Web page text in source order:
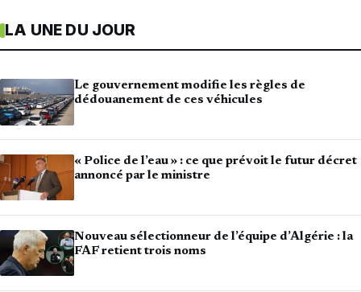
LA UNE DU JOUR
Le gouvernement modifie les règles de
dédouanement de ces véhicules
« Police de l’eau » : ce que prévoit le futur décret
annoncé par le ministre
Nouveau sélectionneur de l’équipe d’Algérie : la
FAF retient trois noms